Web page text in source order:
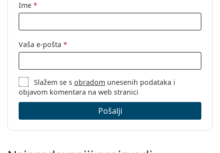
Ime *
Vaša e-pošta *
Slažem se sobradom unesenih podataka i
objavom komentara na web stranici
Pošalji